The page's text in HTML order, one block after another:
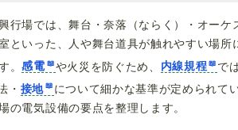
行場では、舞台・奈落（ならく）・オーケ
といった、人や舞台道具が触れやすい場所
。感電 や火災を防ぐため、 内線規程
で
・ 接地
について細かな基準が定められて
の電気設備の要点を整理します。